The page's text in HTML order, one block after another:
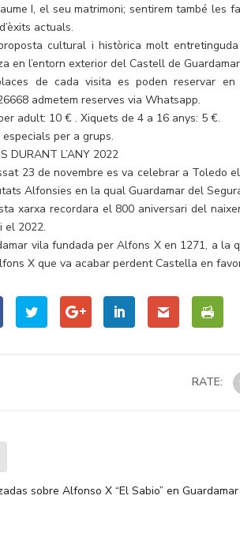
I, el seu matrimoni; sentirem també les
actuals.
cultural i històrica molt
en l’entorn exterior del Castell de Guardamar
de cada visita es poden reservar
admetem reserves via Whatsapp.
adult: 10 € . Xiquets de 4 a 16 anys: 5 €.
especials per a grups.
DURANT L’ANY 2022
23 de novembre es va celebrar a Toledo
Alfonsies en la qual Guardamar del
xarxa recordara el 800 aniversari del
el 2022.
vila fundada per Alfons X en 1271, a la
X que va acabar perdent Castella en
RATE:
sobre Alfonso X “El Sabio” en Guardamar